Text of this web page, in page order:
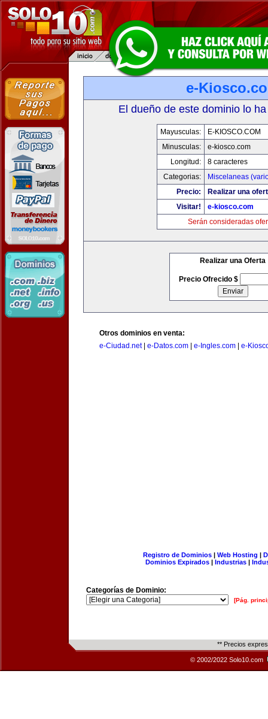
e-
El dueño de este dominio lo
Mayusculas:
E-KIOSCO.COM
Minusculas:
e-kiosco.com
Longitud:
8 caracteres
Categorias:
Miscelaneas
Precio:
Realizar una
Visitar!
e-kiosco.com
Serán consideradas
Realizar una Oferta
Precio Ofrecido $
Otros dominios en venta:
e-Ciudad.net| e-Datos.com e-Ingles.com e-
Registro de Dominios| Web Hosting |
Dominios Expirados | Industrias |
Categorías de Dominio:
[Pág.
** Precios
© 2002/2022 Solo10.com